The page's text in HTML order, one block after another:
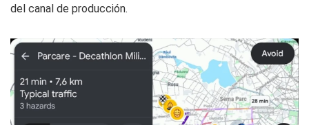
del canal de producción.